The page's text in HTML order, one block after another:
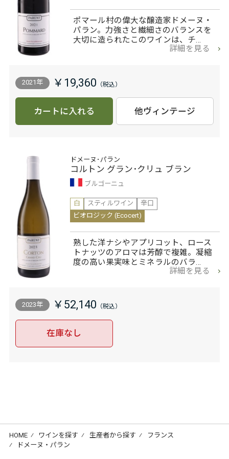
ポマール村の偉大な醸造家ドメーヌ・
パラン。力強さと繊細さのバランスを
大切に造られたこのワインは、チ…
詳細を見る
2021年 ￥19,360
カートに入れる 他ヴィンテージ
ドメーヌ･パラン
コルトン グラン･クリュ ブラン
ブルゴーニュ
白
スティルワイン
辛口
ビオロジック (Ecocert)
熟した洋ナシやアプリコット、ロース
トナッツのアロマは芳醇で複雑。凝縮
度の高い果実味とミネラルのバラ…
詳細を見る
2023年 ￥52,140
在庫なし
HOME ⁄ ワインを探す ⁄ 生産者から探す ⁄ フランス
⁄
ドメーヌ・パラン